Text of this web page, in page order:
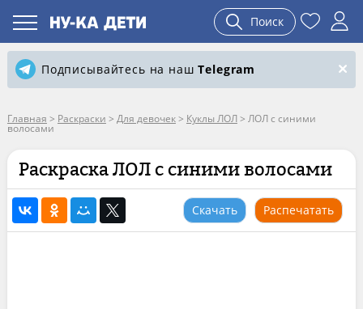
Поиск
Подписывайтесь на нашTelegram
Главная > Раскраски > Для девочек> Куклы ЛОЛ> ЛОЛ с синими
волосами
Раскраска ЛОЛ с синими волосами
Скачать Распечатать